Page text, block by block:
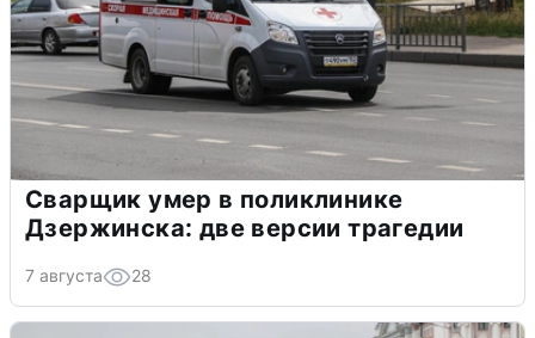
Сварщик умер в поликлинике
Дзержинска: две версии трагедии
7 августа 28